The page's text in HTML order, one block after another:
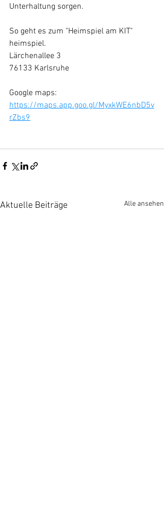
Unterhaltung sorgen.
So geht es zum "Heimspiel am KIT"
heimspiel.
Lärchenallee 3
76133 Karlsruhe
Google maps:
https://maps.app.goo.gl/MyxkWE6nbD5v
rZbs9
Aktuelle Beiträge Alle ansehen